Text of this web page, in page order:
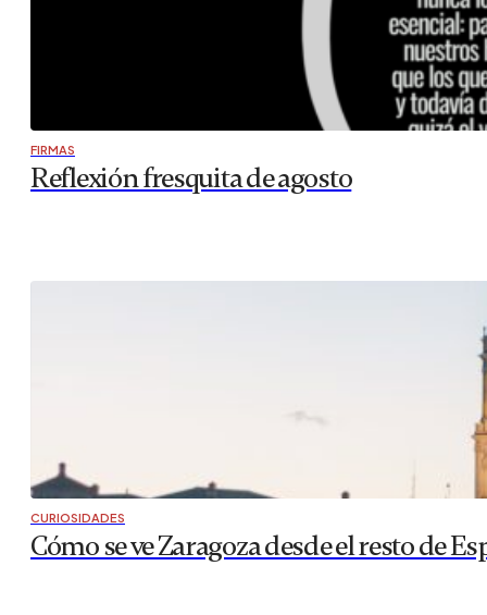
FIRMAS
Reflexión fresquita de agosto
CURIOSIDADES
Cómo se ve Zaragoza desde el resto de